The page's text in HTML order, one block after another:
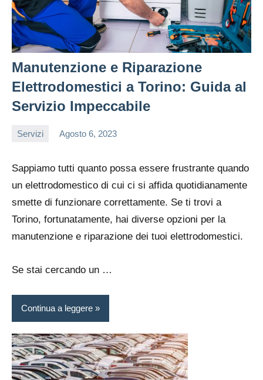
Manutenzione e Riparazione
Elettrodomestici a Torino: Guida al
Servizio Impeccabile
Servizi Agosto 6, 2023
Sappiamo tutti quanto possa essere frustrante quando
un elettrodomestico di cui ci si affida quotidianamente
smette di funzionare correttamente. Se ti trovi a
Torino, fortunatamente, hai diverse opzioni per la
manutenzione e riparazione dei tuoi elettrodomestici.
Se stai cercando un …
Continua a leggere